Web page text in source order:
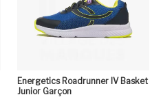
Energetics Roadrunner IV Basket
Junior Garçon